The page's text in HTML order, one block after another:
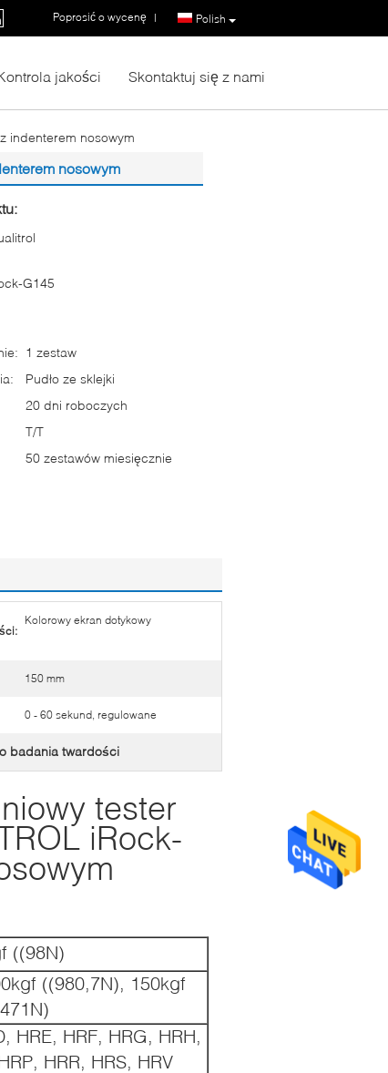
Polish
Poprosić o wycenę |
jakości Skontaktuj się z nami
indenterem nosowym
nosowym
G145
1 zestaw
Pudło ze sklejki
20 dni roboczych
T/T
50 zestawów miesięcznie
Kolorowy ekran dotykowy
150 mm
0 - 60 sekund, regulowane
badania twardości
tester
iRock-
((98N)
((980,7N), 150kgf
HRE, HRF, HRG, HRH,
HRR, HRS, HRV